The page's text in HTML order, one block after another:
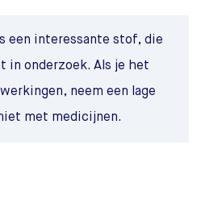
een interessante stof, die
in onderzoek. Als je het
neem een lage
met medicijnen.